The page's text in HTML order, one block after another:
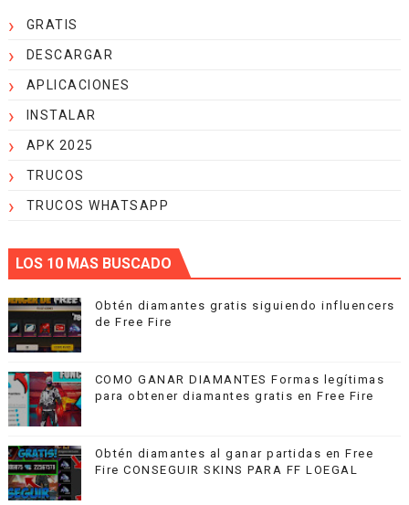
GRATIS
DESCARGAR
APLICACIONES
INSTALAR
APK 2025
TRUCOS
TRUCOS WHATSAPP
LOS 10 MAS BUSCADO
Obtén diamantes gratis siguiendo influencers
de Free Fire
COMO GANAR DIAMANTES Formas legítimas
para obtener diamantes gratis en Free Fire
Obtén diamantes al ganar partidas en Free
Fire CONSEGUIR SKINS PARA FF LOEGAL